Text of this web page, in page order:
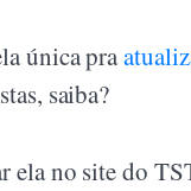
única pra
saiba?
ela no site do